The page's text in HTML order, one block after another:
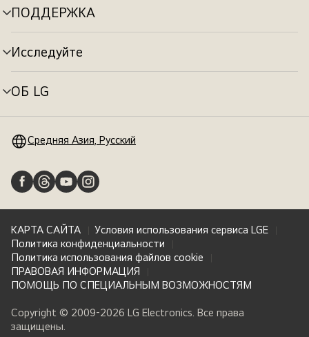
ПОДДЕРЖКА
Переключатель
меню
Исследуйте
Переключатель
меню
ОБ LG
Переключатель
Средняя Азия, Русский
КАРТА САЙТА
Условия использования сервиса LGE
Политика конфиденциальности
Политика использования файлов cookie
ПРАВОВАЯ ИНФОРМАЦИЯ
ПОМОЩЬ ПО СПЕЦИАЛЬНЫМ ВОЗМОЖНОСТЯМ
Copyright © 2009-2026 LG Electronics. Все права
защищены.